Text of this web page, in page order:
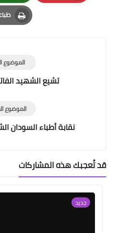
Pinterest
Print
الموضوع
تشيع الشهيد
الموضوع
نقابة أطباء السودان
قد تُعجبك هذه المشاركات
جديد